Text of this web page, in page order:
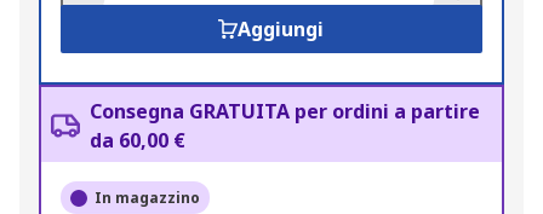
Aggiungi
Consegna GRATUITA per ordini a partire
da 60,00 €
In magazzino